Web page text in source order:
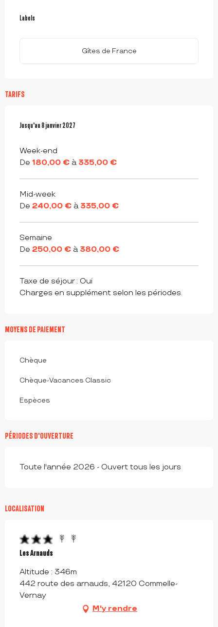
Labels
Labels
Gîtes de France
TARIFS
Du3 janvier 2026au8 janvier 2027
Jusqu'au 8 janvier 2027
Week-end
De 180,00 € à 335,00 €
Mid-week
De 240,00 € à 335,00 €
Semaine
De 250,00 € à 380,00 €
Taxe de séjour : Oui
Charges en supplément selon les périodes.
MOYENS DE PAIEMENT
Chèque
Chèque-Vacances Classic
Espèces
PÉRIODES D'OUVERTURE
Toute l'année 2026 - Ouvert tous les jours
LOCALISATION
Les Arnauds
Altitude : 346m
442 route des arnauds, 42120 Commelle-
Vernay
M'y rendre